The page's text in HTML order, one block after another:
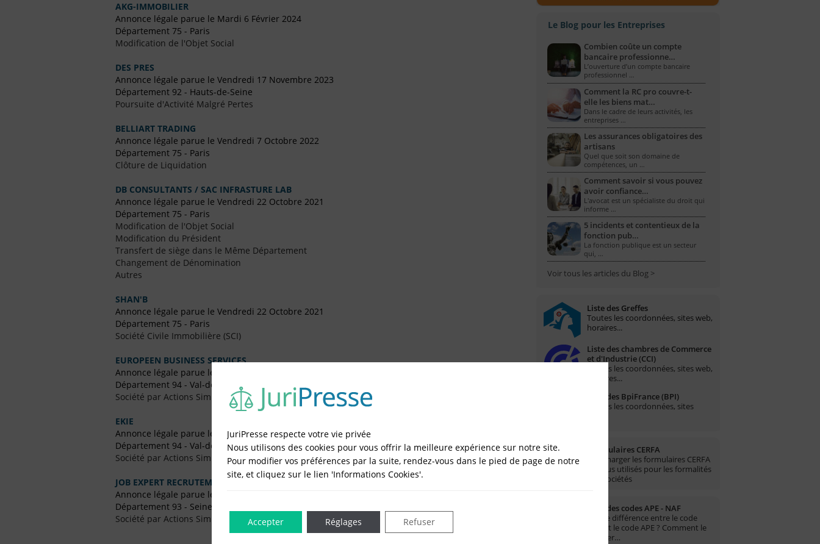
AKG-IMMOBILIER
Annonce légale parue le Mardi 6 Février 2024
Département 75 - Paris
Modification de l'Objet Social
DES PRES
Annonce légale parue le Vendredi 17 Novembre 2023
Département 92 - Hauts-de-Seine
Poursuite d'Activité Malgré Pertes
BELLIART TRADING
Annonce légale parue le Vendredi 7 Octobre 2022
Département 75 - Paris
Clôture de Liquidation
DB CONSULTANTS / SAC INFRASTURE LAB
Annonce légale parue le Vendredi 22 Octobre 2021
Département 75 - Paris
Modification de l'Objet Social
Modification du Président
Transfert de siège dans le Même Département
Changement de Dénomination
Autres
SHAN'B
Annonce légale parue le Vendredi 22 Octobre 2021
Département 75 - Paris
Société Civile Immobilière (SCI)
EUROPEEN BUSINESS SERVICES
Annonce légale parue le Vendredi 20 Août 2021
Département 94 - Val-de-Marne
Société par Actions Simplifiées Unipersonnelle (SASU)
EKIE
Annonce légale parue le Vendredi 16 Octobre 2020
Département 94 - Val-de-Marne
Société par Actions Simplifiées Unipersonnelle (SASU)
JOB EXPERT RECRUTEMENT
Annonce légale parue le Vendredi 31 Juillet 2015
Département 93 - Seine-Saint-Denis
Société par Actions Simplifiées (SAS)
Le Blog pour les Entreprises
Combien coûte un compte
bancaire professionne…
L’ouverture d’un compte bancaire
professionnel …
Comment la RC pro couvre-t-
elle les biens mat…
Dans le cadre de leurs activités, les
entreprises …
Les assurances obligatoires des
artisans
Quel que soit son domaine de
compétences, un …
Comment savoir si vous pouvez
avoir confiance…
L'avocat est un spécialiste du droit qui
informe …
5 incidents et contentieux de la
fonction pub…
La fonction publique est un secteur
qui, …
Voir tous les articles du Blog >
Liste des Greffes
Toutes les coordonnées, sites web,
horaires...
Liste des chambres de Commerce
et d'Industrie (CCI)
Toutes les coordonnées, sites web,
horaires...
Liste des BpiFrance (BPI)
Toutes les coordonnées, sites
Formulaires CERFA
Télécharger les formulaires CERFA
les plus utilisés pour les formalités
des sociétés
Liste des codes APE - NAF
Quelle différence entre le code
NAF et le code APE ? Comment le
trouver…
JuriPresse respecte votre vie privée
Nous utilisons des cookies pour vous offrir la meilleure expérience sur notre site.
Pour modifier vos préférences par la suite, rendez-vous dans le pied de page de notre
site, et cliquez sur le lien 'Informations Cookies'.
Accepter Refuser
Réglages